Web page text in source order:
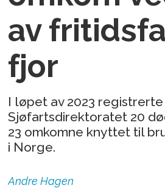
av
fjor
I løpet av 2023 registrerte
Sjøfartsdirektoratet 20
23 omkomne knyttet til
i Norge.
Andre Hagen